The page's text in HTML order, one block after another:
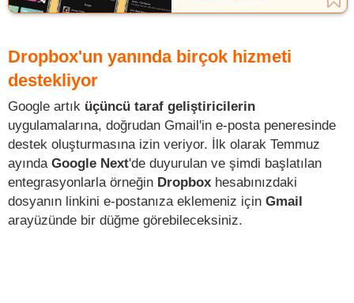
Dropbox'un yanında birçok hizmeti
destekliyor
Google artık üçüncü taraf geliştiricilerin
uygulamalarına, doğrudan Gmail'in e-posta peneresinde
destek oluşturmasına izin veriyor. İlk olarak Temmuz
ayında Google Next'de duyurulan ve şimdi başlatılan
entegrasyonlarla örneğin Dropbox hesabınızdaki
dosyanın linkini e-postanıza eklemeniz için Gmail
arayüzünde bir düğme görebileceksiniz.